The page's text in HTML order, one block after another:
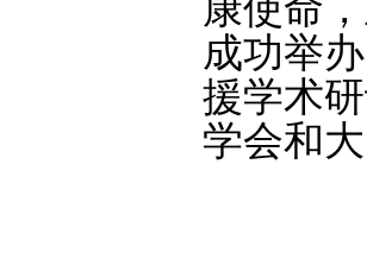
康使命
成功举
援学术
学会和